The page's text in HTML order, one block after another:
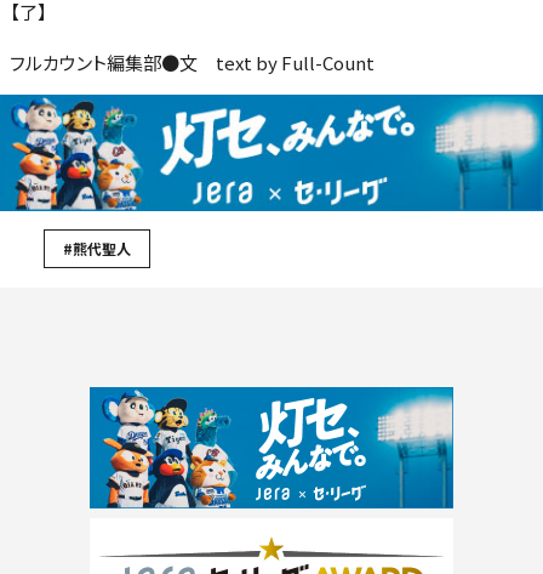
【了】
フルカウント編集部●文 text by Full-Count
#熊代聖人